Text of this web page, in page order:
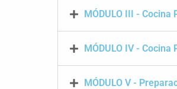
MÓDULO III - Cocina
MÓDULO IV -
MÓDULO V -